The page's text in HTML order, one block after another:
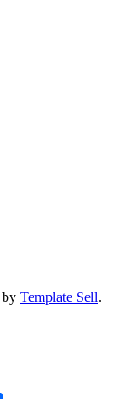
by Template Sell.